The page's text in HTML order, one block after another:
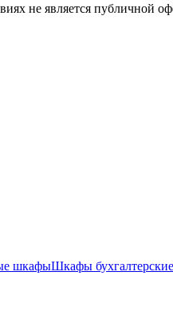
не является публичной
шкафыШкафы бухгалтерские